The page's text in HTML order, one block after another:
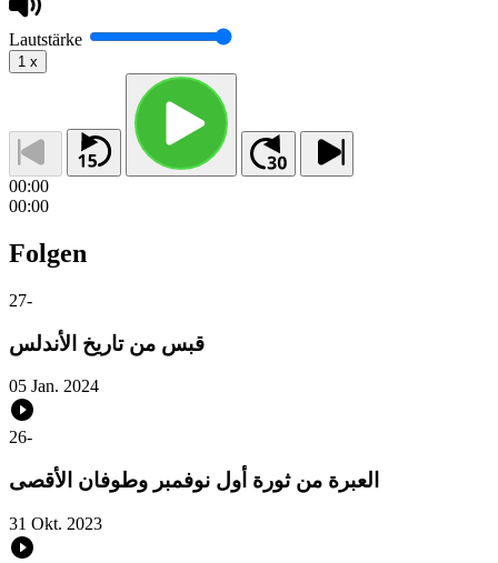
Lautstärke
1 x
00:00
00:00
Folgen
27-
قبس من تاريخ الأندلس
05 Jan. 2024
26-
العبرة من ثورة أول نوفمبر وطوفان الأقصى
31 Okt. 2023